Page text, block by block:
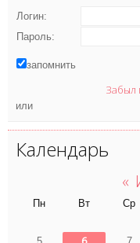
Логин:
Пароль:
запомнить
Забыл
или
Календарь
«
Пн Вт Ср